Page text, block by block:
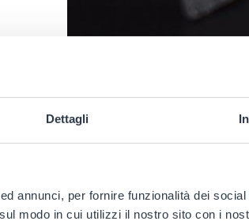
Dettagli
annunci, per fornire funzionalità dei
modo in cui utilizzi il nostro sito con i